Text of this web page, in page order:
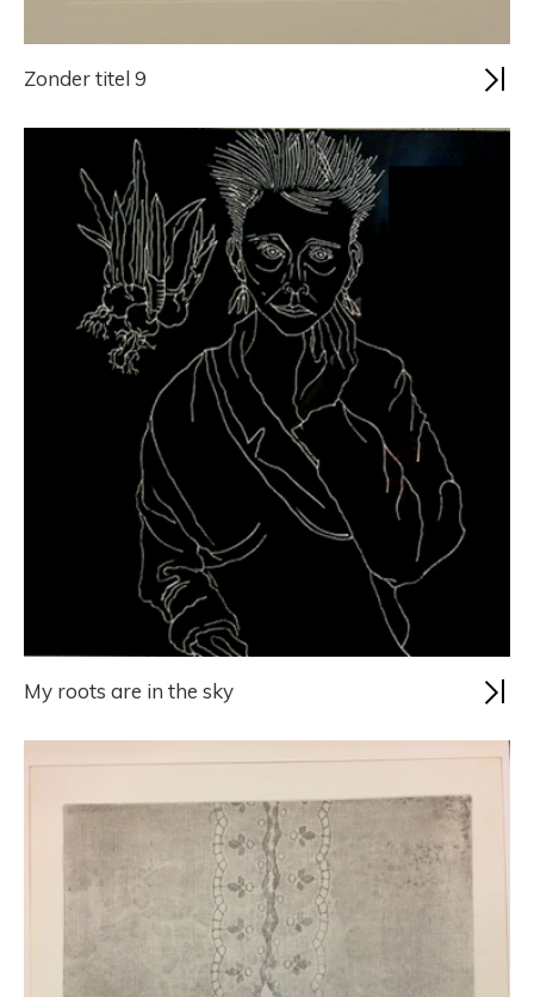
Zonder titel 9
My roots are in the sky